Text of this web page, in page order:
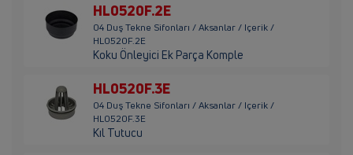
HL0520F.2E
04 Duş Tekne Sifonları / Aksanlar / Içerik /
HL0520F.2E
Koku Önleyici Ek Parça Komple
HL0520F.3E
04 Duş Tekne Sifonları / Aksanlar / Içerik /
HL0520F.3E
Kıl Tutucu